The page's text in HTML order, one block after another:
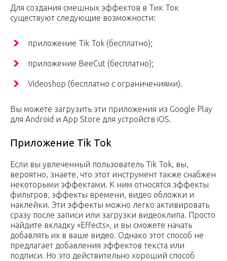
Для создания смешных эффектов в Тик Ток
существуют следующие возможности:
приложение Tik Tok (бесплатно);
приложение BeeCut (бесплатно);
Videoshop (бесплатно с ограничениями).
Вы можете загрузить эти приложения из Google Play
для Android и App Store для устройств iOS.
Приложение Tik Tok
Если вы увлеченный пользователь Tik Tok, вы,
вероятно, знаете, что этот инструмент также снабжен
некоторыми эффектами. К ним относятся эффекты
фильтров, эффекты времени, видео обложки и
наклейки. Эти эффекты можно легко активировать
сразу после записи или загрузки видеоклипа. Просто
найдите вкладку «Effects», и вы сможете начать
добавлять их в ваше видео. Однако этот способ не
предлагает добавления эффектов текста или
подписи. Но это действительно хороший способ